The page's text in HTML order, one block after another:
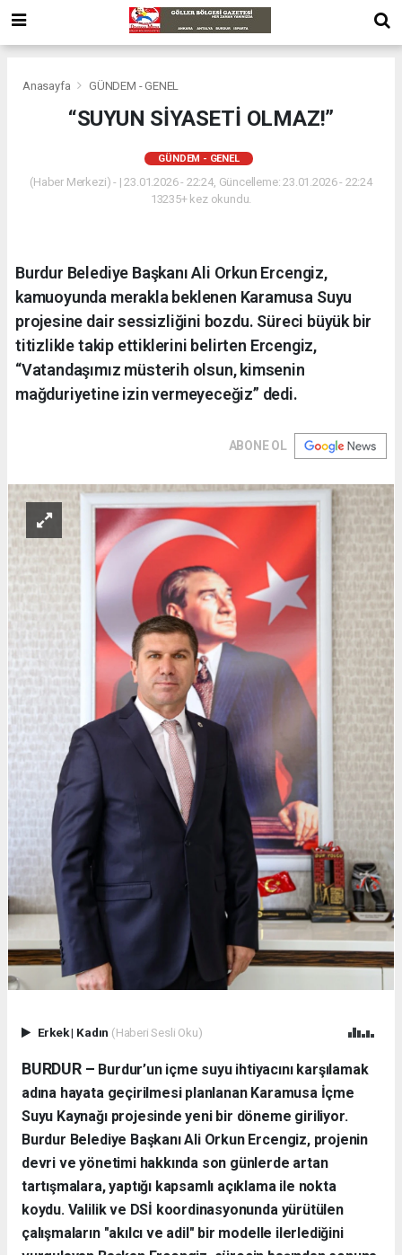
Anasayfa GÜNDEM - GENEL
“SUYUN SİYASETİ OLMAZ!”
GÜNDEM - GENEL
(Haber Merkezi) - | 23.01.2026 - 22:24, Güncelleme: 23.01.2026 - 22:24
13235+ kez okundu.
Burdur Belediye Başkanı Ali Orkun Ercengiz,
kamuoyunda merakla beklenen Karamusa Suyu
projesine dair sessizliğini bozdu. Süreci büyük bir
titizlikle takip ettiklerini belirten Ercengiz,
“Vatandaşımız müsterih olsun, kimsenin
mağduriyetine izin vermeyeceğiz” dedi.
ABONE OL
Erkek| Kadın (Haberi Sesli Oku)
BURDUR – Burdur’un içme suyu ihtiyacını karşılamak
adına hayata geçirilmesi planlanan Karamusa İçme
Suyu Kaynağı projesinde yeni bir döneme giriliyor.
Burdur Belediye Başkanı Ali Orkun Ercengiz, projenin
devri ve yönetimi hakkında son günlerde artan
tartışmalara, yaptığı kapsamlı açıklama ile nokta
koydu. Valilik ve DSİ koordinasyonunda yürütülen
çalışmaların "akılcı ve adil" bir modelle ilerlediğini